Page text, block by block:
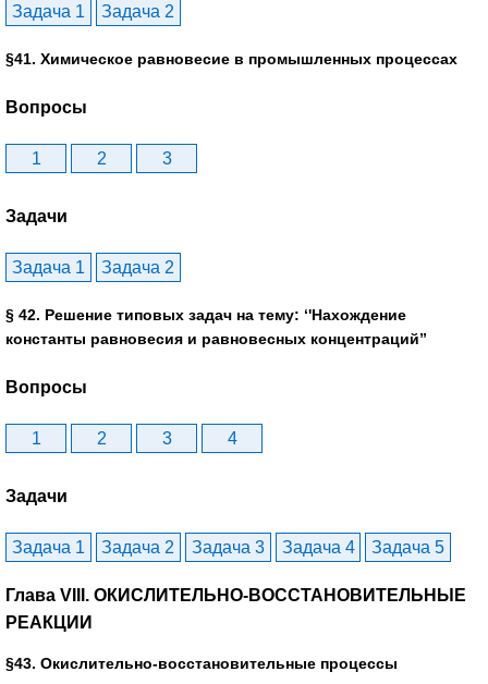
Задача 1 Задача 2
§41. Химическое равновесие в промышленных процессах
Вопросы
1 2 3
Задачи
Задача 1 Задача 2
§ 42. Решение типовых задач на тему: ‘'Нахождение
константы равновесия и равновесных концентраций”
Вопросы
1 2 3 4
Задачи
Задача 1 Задача 2 Задача 3 Задача 4 Задача 5
Глава VIII. ОКИСЛИТЕЛЬНО-ВОССТАНОВИТЕЛЬНЫЕ
РЕАКЦИИ
§43. Окислительно-восстановительные процессы